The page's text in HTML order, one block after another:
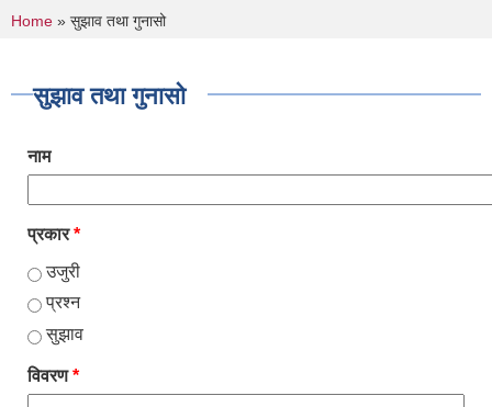
You are here
Home » सुझाव तथा गुनासो
सुझाव तथा गुनासो
नाम
प्रकार*
उजुरी
प्रश्न
सुझाव
विवरण*